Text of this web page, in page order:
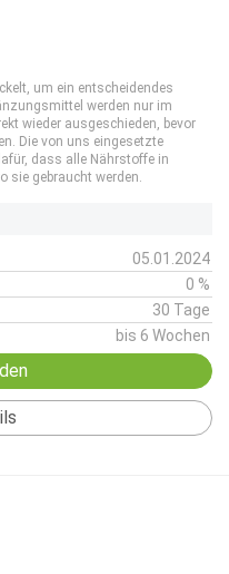
um ein entscheidendes
werden nur im
wieder ausgeschieden, bevor
Die von uns eingesetzte
dass alle Nährstoffe in
sie gebraucht werden.
05.01.2024
0 %
30 Tage
bis 6 Wochen